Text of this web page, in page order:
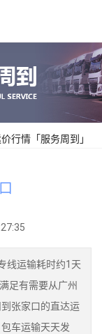
行情「服务周到」
线运输耗时约1天
足有需要从广州
张家口的直达运
车运输天天发